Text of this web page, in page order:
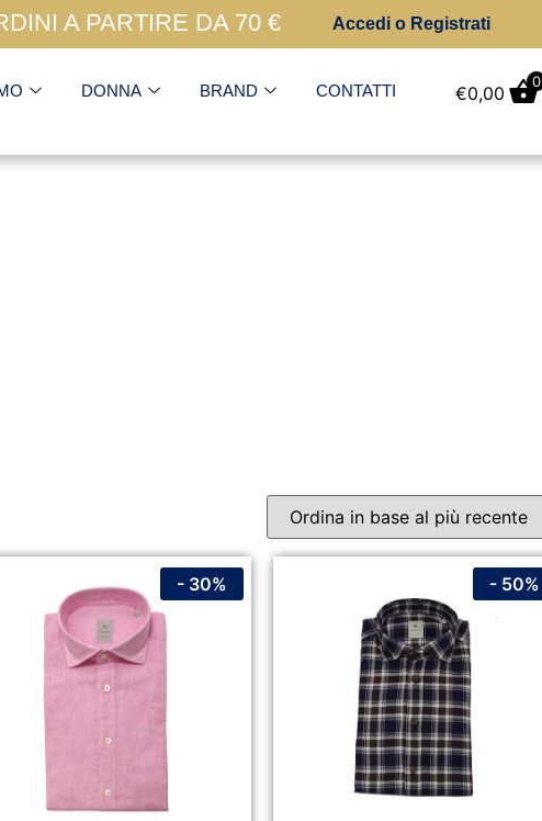
A PARTIRE DA 70 € Accedi o Registrati
DONNA BRAND CONTATTI €0,00
0
- 30% - 50%